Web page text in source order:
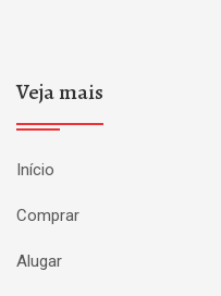
Veja mais
Início
Comprar
Alugar